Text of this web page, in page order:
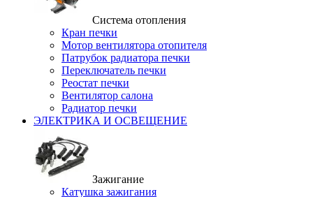
Система отопления
Кран печки
Мотор вентилятора отопителя
Патрубок радиатора печки
Переключатель печки
Реостат печки
Вентилятор салона
Радиатор печки
ЭЛЕКТРИКА И ОСВЕЩЕНИЕ
Зажигание
Катушка зажигания